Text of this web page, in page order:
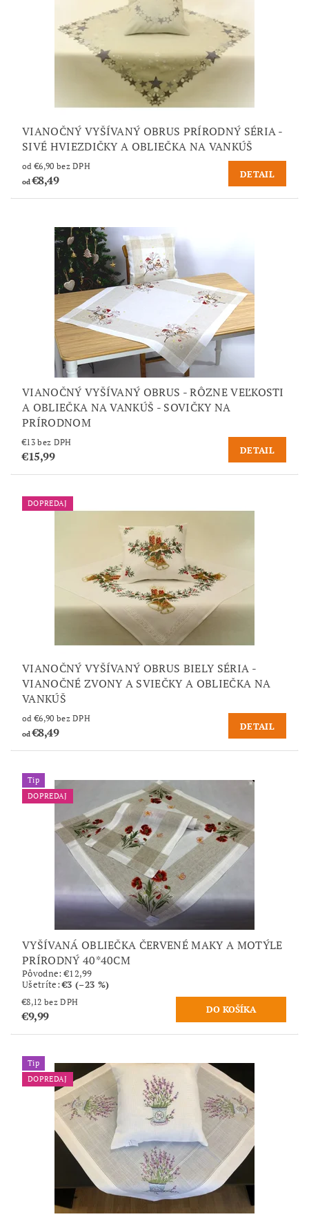
VIANOČNÝ VYŠÍVANÝ OBRUS PRÍRODNÝ SÉRIA -
SIVÉ HVIEZDIČKY A OBLIEČKA NA VANKÚŠ
od €6,90 bez DPH
od€8,49 DETAIL
VIANOČNÝ VYŠÍVANÝ OBRUS - RÔZNE VEĽKOSTI
A OBLIEČKA NA VANKÚŠ - SOVIČKY NA
PRÍRODNOM
€13 bez DPH
€15,99 DETAIL
DOPREDAJ
VIANOČNÝ VYŠÍVANÝ OBRUS BIELY SÉRIA -
VIANOČNÉ ZVONY A SVIEČKY A OBLIEČKA NA
VANKÚŠ
od €6,90 bez DPH
od€8,49 DETAIL
Tip
DOPREDAJ
VYŠÍVANÁ OBLIEČKA ČERVENÉ MAKY A MOTÝLE
PRÍRODNÝ 40*40CM
Pôvodne:€12,99
Ušetríte:€3 (–23 %)
€8,12 bez DPH
€9,99
Tip
DOPREDAJ